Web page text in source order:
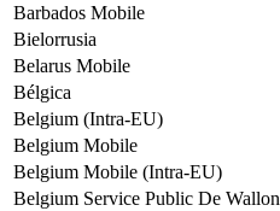
Barbados Mobile
Bielorrusia
Belarus Mobile
Bélgica
Belgium (Intra-EU)
Belgium Mobile
Belgium Mobile (Intra-EU)
Belgium Service Public De